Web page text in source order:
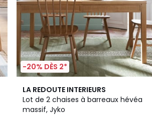
-20% DÈS 2*
LA REDOUTE INTERIEURS
Lot de 2 chaises à barreaux hévéa
massif, Jyko
4,4
/ 5
3
Couleurs